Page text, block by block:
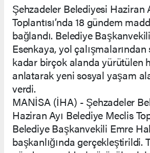
Şehzadeler Belediyesi Haziran
Toplantısı’nda 18 gündem
bağlandı. Belediye
Esenkaya, yol
kadar birçok alanda yürütülen
anlatarak yeni sosyal yaşam
verdi.
MANİSA (İHA) - Şehzadeler
Haziran Ayı Belediye Meclis
Belediye Başkanvekili Emre
başkanlığında gerçekleştirildi.